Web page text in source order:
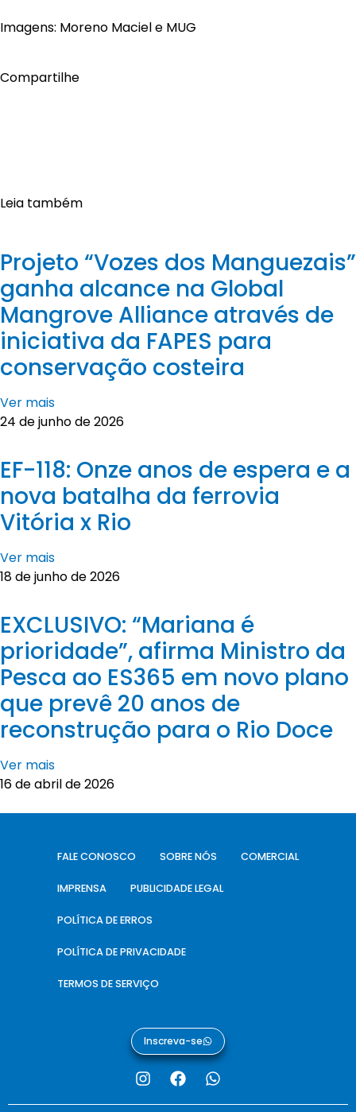
Imagens: Moreno Maciel e MUG
Compartilhe
Leia também
Projeto “Vozes dos Manguezais”
ganha alcance na Global
Mangrove Alliance através de
iniciativa da FAPES para
conservação costeira
Ver mais
24 de junho de 2026
EF-118: Onze anos de espera e a
nova batalha da ferrovia
Vitória x Rio
Ver mais
18 de junho de 2026
EXCLUSIVO: “Mariana é
prioridade”, afirma Ministro da
Pesca ao ES365 em novo plano
que prevê 20 anos de
reconstrução para o Rio Doce
Ver mais
16 de abril de 2026
FALE CONOSCO SOBRE NÓS COMERCIAL
IMPRENSA PUBLICIDADE LEGAL
POLÍTICA DE ERROS
POLÍTICA DE PRIVACIDADE
TERMOS DE SERVIÇO
Inscreva-se